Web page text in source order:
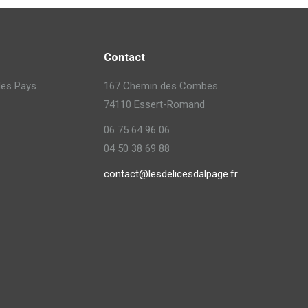
Pays
Contact
167 Chemin des Combes
74110 Essert-Romand
06 75 64 96 06
04 50 38 69 88
contact@lesdelicesdalpage.fr